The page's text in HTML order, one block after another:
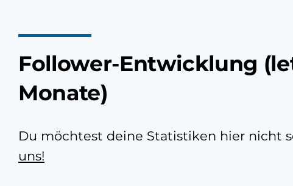
Follower-Entwicklung
Monate)
Du möchtest deine Statistiken hier nicht
uns!